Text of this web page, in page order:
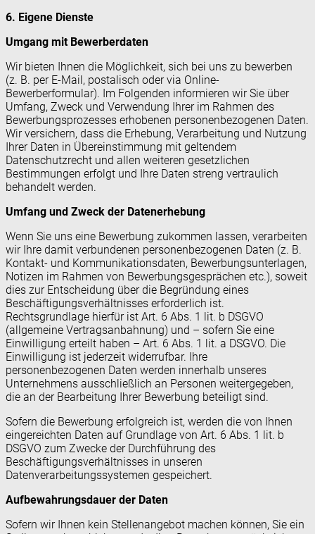
6. Eigene Dienste
Umgang mit Bewerberdaten
Wir bieten Ihnen die Möglichkeit, sich bei uns zu bewerben
(z. B. per E-Mail, postalisch oder via Online-
Bewerberformular). Im Folgenden informieren wir Sie über
Umfang, Zweck und Verwendung Ihrer im Rahmen des
Bewerbungsprozesses erhobenen personenbezogenen Daten.
Wir versichern, dass die Erhebung, Verarbeitung und Nutzung
Ihrer Daten in Übereinstimmung mit geltendem
Datenschutzrecht und allen weiteren gesetzlichen
Bestimmungen erfolgt und Ihre Daten streng vertraulich
behandelt werden.
Umfang und Zweck der Datenerhebung
Wenn Sie uns eine Bewerbung zukommen lassen, verarbeiten
wir Ihre damit verbundenen personenbezogenen Daten (z. B.
Kontakt- und Kommunikationsdaten, Bewerbungsunterlagen,
Notizen im Rahmen von Bewerbungsgesprächen etc.), soweit
dies zur Entscheidung über die Begründung eines
Beschäftigungsverhältnisses erforderlich ist.
Rechtsgrundlage hierfür ist Art. 6 Abs. 1 lit. b DSGVO
(allgemeine Vertragsanbahnung) und – sofern Sie eine
Einwilligung erteilt haben – Art. 6 Abs. 1 lit. a DSGVO. Die
Einwilligung ist jederzeit widerrufbar. Ihre
personenbezogenen Daten werden innerhalb unseres
Unternehmens ausschließlich an Personen weitergegeben,
die an der Bearbeitung Ihrer Bewerbung beteiligt sind.
Sofern die Bewerbung erfolgreich ist, werden die von Ihnen
eingereichten Daten auf Grundlage von Art. 6 Abs. 1 lit. b
DSGVO zum Zwecke der Durchführung des
Beschäftigungsverhältnisses in unseren
Datenverarbeitungssystemen gespeichert.
Aufbewahrungsdauer der Daten
Sofern wir Ihnen kein Stellenangebot machen können, Sie ein